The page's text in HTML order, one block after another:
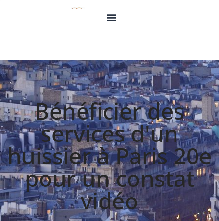
Bénéficier des
services d'un
huissier à Paris 20e
pour un constat
vidéo